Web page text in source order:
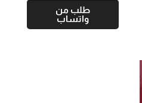
طلب من
واتساب